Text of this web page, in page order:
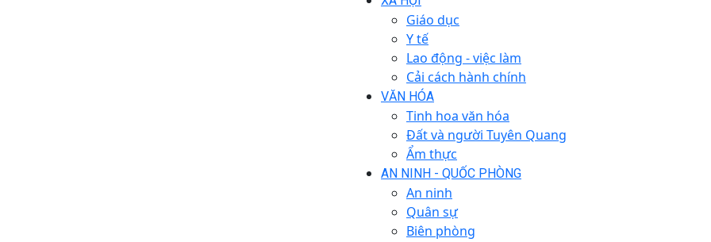
Giáo dục
Y tế
Lao động - việc làm
Cải cách hành chính
VĂN HÓA
Tinh hoa văn hóa
Đất và người Tuyên Quang
Ẩm thực
AN NINH - QUỐC PHÒNG
An ninh
Quân sự
Biên phòng